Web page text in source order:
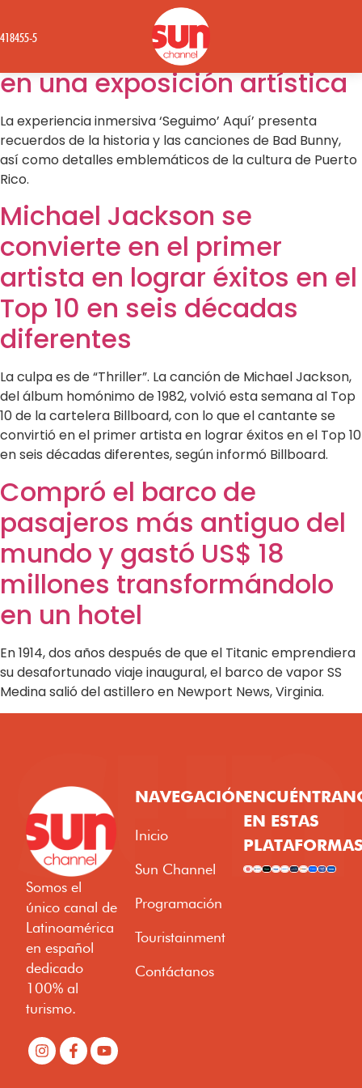
5
Bad Bunny y la cultura de
Puerto Rico se convierten
en una exposición artística
La experiencia inmersiva ‘Seguimo’ Aquí’ presenta
recuerdos de la historia y las canciones de Bad Bunny,
así como detalles emblemáticos de la cultura de Puerto
Rico.
Michael Jackson se
convierte en el primer
artista en lograr éxitos en el
Top 10 en seis décadas
diferentes
La culpa es de “Thriller”. La canción de Michael Jackson,
del álbum homónimo de 1982, volvió esta semana al Top
10 de la cartelera Billboard, con lo que el cantante se
convirtió en el primer artista en lograr éxitos en el Top 10
en seis décadas diferentes, según informó Billboard.
Compró el barco de
pasajeros más antiguo del
mundo y gastó US$ 18
millones transformándolo
en un hotel
En 1914, dos años después de que el Titanic emprendiera
su desafortunado viaje inaugural, el barco de vapor SS
Medina salió del astillero en Newport News, Virginia.
Somos el
único canal de
Latinoamérica
en español
dedicado
100% al
turismo.
NAVEGACIÓN
Inicio
Sun Channel
Programación
Touristainment
Contáctanos
EN ESTAS